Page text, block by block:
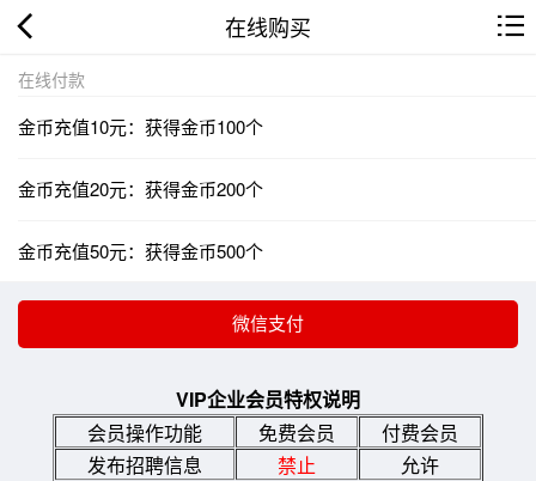
在线购买
在线付款
金币充值10元：获得金币100个
金币充值20元：获得金币200个
金币充值50元：获得金币500个
VIP企业会员特权说明
会员操作功能
免费会员
付费会员
发布招聘信息
禁止
允许